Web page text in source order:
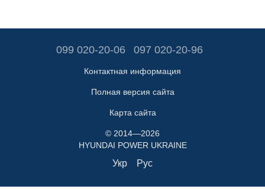
099 020-20-06 097 020-20-96
Контактная информация
Полная версия сайта
Карта сайта
© 2014—2026
HYUNDAI POWER UKRAINE
Укр Рус